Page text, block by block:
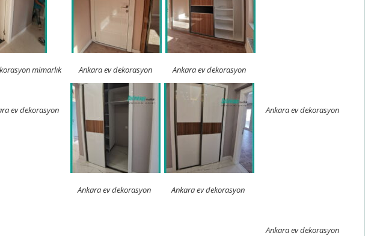
mimarlık Ankara ev dekorasyon Ankara ev dekorasyon
ev dekorasyon
Ankara ev dekorasyon Ankara ev dekorasyon
Ankara ev dekorasyon
Ankara ev dekorasyon